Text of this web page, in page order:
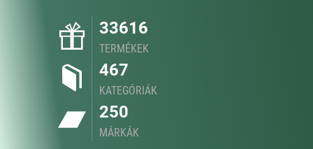
33616
TERMÉKEK
467
KATEGÓRIÁK
250
MÁRKÁK